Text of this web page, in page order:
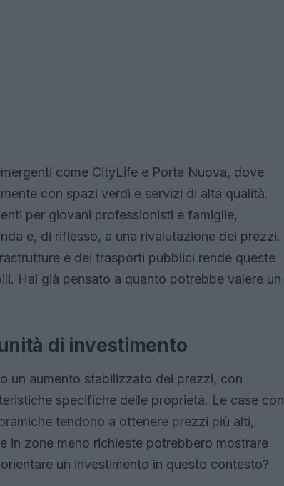
come CityLife e Porta Nuova, dove
con spazi verdi e servizi di alta qualità.
per giovani professionisti e famiglie,
e, di riflesso, a una rivalutazione dei prezzi.
e dei trasporti pubblici rende queste
Hai già pensato a quanto potrebbe valere un
di investimento
un aumento stabilizzato dei prezzi, con
specifiche delle proprietà. Le case con
tendono a ottenere prezzi più alti,
in zone meno richieste potrebbero mostrare
un investimento in questo contesto?